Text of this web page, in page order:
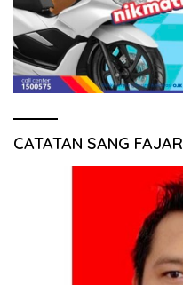
CATATAN SANG FAJAR